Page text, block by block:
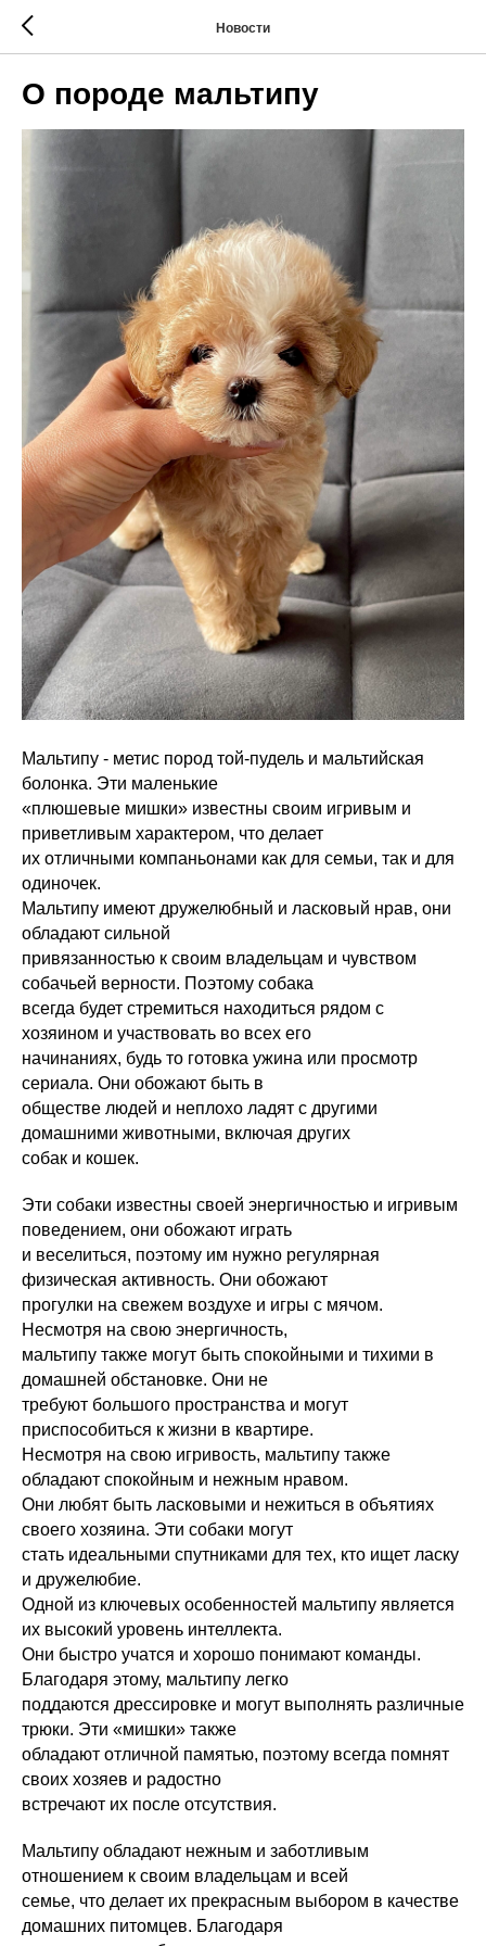
Новости
О породе мальтипу
Мальтипу - метис пород той-пудель и мальтийская
болонка. Эти маленькие
«плюшевые мишки» известны своим игривым и
приветливым характером, что делает
их отличными компаньонами как для семьи, так и для
одиночек.
Мальтипу имеют дружелюбный и ласковый нрав, они
обладают сильной
привязанностью к своим владельцам и чувством
собачьей верности. Поэтому собака
всегда будет стремиться находиться рядом с
хозяином и участвовать во всех его
начинаниях, будь то готовка ужина или просмотр
сериала. Они обожают быть в
обществе людей и неплохо ладят с другими
домашними животными, включая других
собак и кошек.
Эти собаки известны своей энергичностью и игривым
поведением, они обожают играть
и веселиться, поэтому им нужно регулярная
физическая активность. Они обожают
прогулки на свежем воздухе и игры с мячом.
Несмотря на свою энергичность,
мальтипу также могут быть спокойными и тихими в
домашней обстановке. Они не
требуют большого пространства и могут
приспособиться к жизни в квартире.
Несмотря на свою игривость, мальтипу также
обладают спокойным и нежным нравом.
Они любят быть ласковыми и нежиться в объятиях
своего хозяина. Эти собаки могут
стать идеальными спутниками для тех, кто ищет ласку
и дружелюбие.
Одной из ключевых особенностей мальтипу является
их высокий уровень интеллекта.
Они быстро учатся и хорошо понимают команды.
Благодаря этому, мальтипу легко
поддаются дрессировке и могут выполнять различные
трюки. Эти «мишки» также
обладают отличной памятью, поэтому всегда помнят
своих хозяев и радостно
встречают их после отсутствия.
Мальтипу обладают нежным и заботливым
отношением к своим владельцам и всей
семье, что делает их прекрасным выбором в качестве
домашних питомцев. Благодаря